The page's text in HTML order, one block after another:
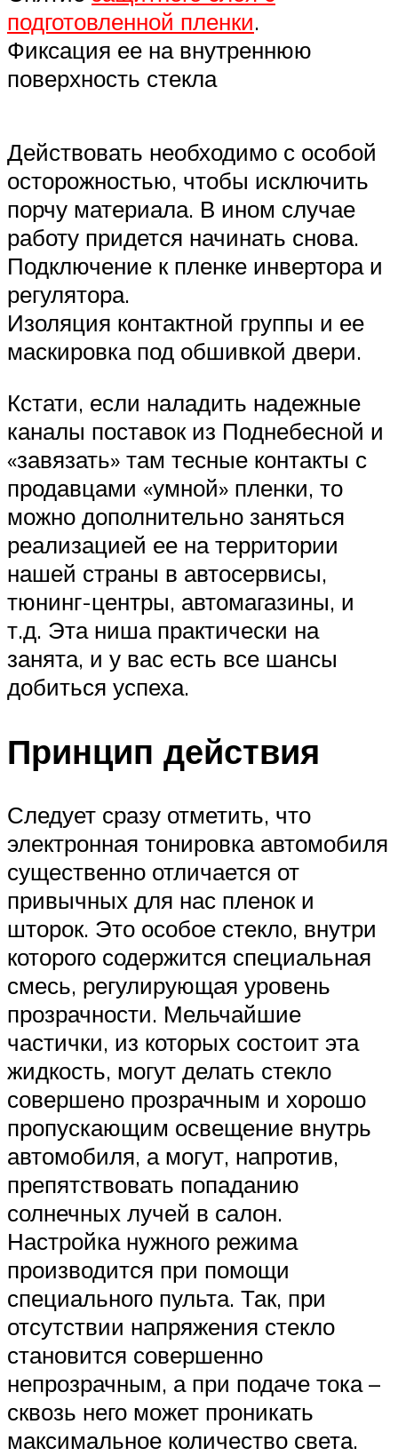
подготовленной пленки.
Фиксация ее на внутреннюю
поверхность стекла
Действовать необходимо с особой
осторожностью, чтобы исключить
порчу материала. В ином случае
работу придется начинать снова.
Подключение к пленке инвертора и
регулятора.
Изоляция контактной группы и ее
маскировка под обшивкой двери.
Кстати, если наладить надежные
каналы поставок из Поднебесной и
«завязать» там тесные контакты с
продавцами «умной» пленки, то
можно дополнительно заняться
реализацией ее на территории
нашей страны в автосервисы,
тюнинг-центры, автомагазины, и
т.д. Эта ниша практически на
занята, и у вас есть все шансы
добиться успеха.
Принцип действия
Следует сразу отметить, что
электронная тонировка автомобиля
существенно отличается от
привычных для нас пленок и
шторок. Это особое стекло, внутри
которого содержится специальная
смесь, регулирующая уровень
прозрачности. Мельчайшие
частички, из которых состоит эта
жидкость, могут делать стекло
совершено прозрачным и хорошо
пропускающим освещение внутрь
автомобиля, а могут, напротив,
препятствовать попаданию
солнечных лучей в салон.
Настройка нужного режима
производится при помощи
специального пульта. Так, при
отсутствии напряжения стекло
становится совершенно
непрозрачным, а при подаче тока –
сквозь него может проникать
максимальное количество света.